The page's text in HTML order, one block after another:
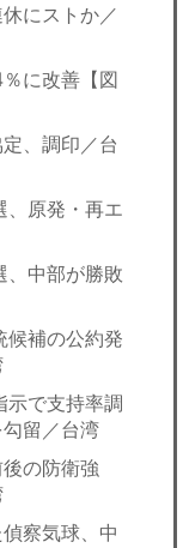
にストか／
％に改善【図
、調印／台
、原発・再エ
、中部が勝敗
候補の公約発
示で支持率調
留／台湾
の防衛強
察気球、中